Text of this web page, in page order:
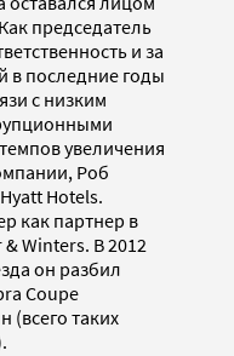
председатель
и за
в последние годы
с низким
увеличения
Роб
Hotels.
как партнер в
Winters. В 2012
он разбил
Coupe
(всего таких